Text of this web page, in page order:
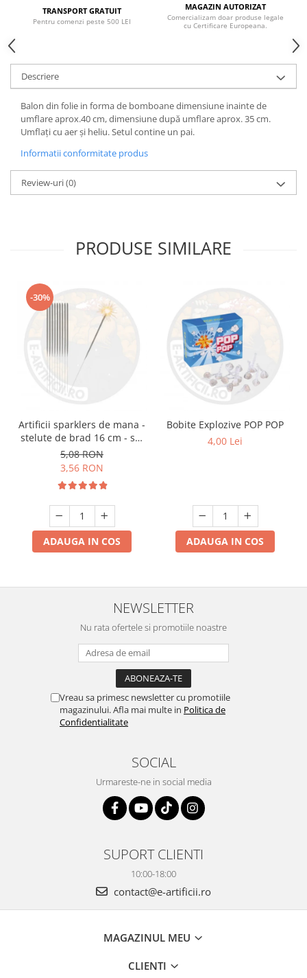
TRANSPORT GRATUIT
Pentru comenzi peste 500 LEI
MAGAZIN AUTORIZAT
Comercializam doar produse legale
cu Certificare Europeana.
Descriere
Balon din folie in forma de bomboane dimensiune inainte de
umflare aprox.40 cm, dimensiune după umflare aprox. 35 cm.
Umflați cu aer și heliu. Setul contine un pai.
Informatii conformitate produs
Review-uri(0)
PRODUSE SIMILARE
-30%
Artificii sparklers de mana -
stelute de brad 16 cm - set
10 buc
5,08 RON
3,56 RON
ADAUGA IN COS
Bobite Explozive POP POP
4,00 Lei
ADAUGA IN COS
NEWSLETTER
Nu rata ofertele si promotiile noastre
Vreau sa primesc newsletter cu promotiile
magazinului. Afla mai multe in Politica de
Confidentialitate
SOCIAL
Urmareste-ne in social media
SUPORT CLIENTI
10:00-18:00
contact@e-artificii.ro
MAGAZINUL MEU
CLIENTI